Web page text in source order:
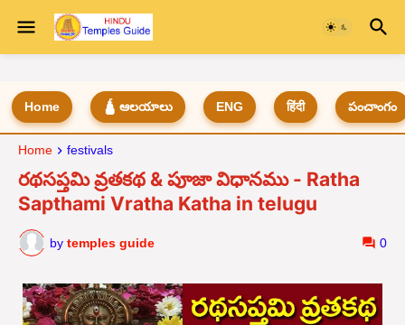
Home 🛕 ఆలయాలు ENG हिंदी పంచాంగం
Home festivals
రథసప్తమి వ్రతకథ & పూజా విధానము - Ratha
Sapthami Vratha Katha in telugu
by temples guide 0